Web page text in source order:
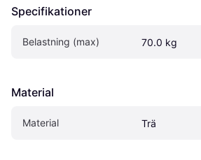
Specifikationer
Belastning (max) 70.0 kg
Material
Material Trä